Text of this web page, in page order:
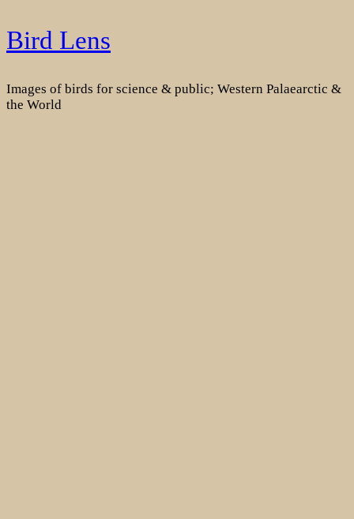
Skip
to
Bird Lens
Images of birds for science & public; Western Palaearctic &
the World